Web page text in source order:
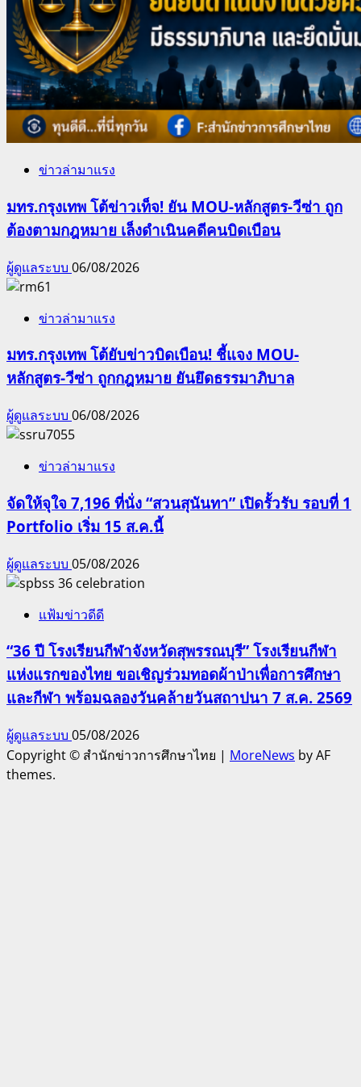
ข่าวล่ามาแรง
มทร.กรุงเทพ โต้ข่าวเท็จ! ยัน MOU-หลักสูตร-วีซ่า ถูก
ต้องตามกฎหมาย เล็งดำเนินคดีคนบิดเบือน
ผู้ดูแลระบบ 06/08/2026
ข่าวล่ามาแรง
มทร.กรุงเทพ โต้ยับข่าวบิดเบือน! ชี้แจง MOU-
หลักสูตร-วีซ่า ถูกกฎหมาย ยันยึดธรรมาภิบาล
ผู้ดูแลระบบ 06/08/2026
ข่าวล่ามาแรง
จัดให้จุใจ 7,196 ที่นั่ง “สวนสุนันทา” เปิดรั้วรับ รอบที่ 1
Portfolio เริ่ม 15 ส.ค.นี้
ผู้ดูแลระบบ 05/08/2026
แฟ้มข่าวดีดี
“36 ปี โรงเรียนกีฬาจังหวัดสุพรรณบุรี” โรงเรียนกีฬา
แห่งแรกของไทย ขอเชิญร่วมทอดผ้าป่าเพื่อการศึกษา
และกีฬา พร้อมฉลองวันคล้ายวันสถาปนา 7 ส.ค. 2569
ผู้ดูแลระบบ 05/08/2026
Copyright © สำนักข่าวการศึกษาไทย | MoreNews by AF
themes.